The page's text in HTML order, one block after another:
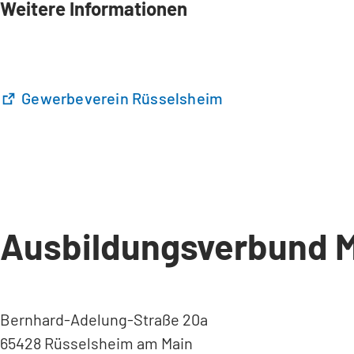
Weitere Informationen
Gewerbeverein Rüsselsheim
(
n
n
e
Ausbildungsverbund
Bernhard-Adelung-Straße 20a
65428 Rüsselsheim am Main